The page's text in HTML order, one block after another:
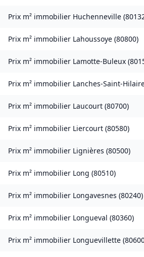
Prix m² immobilier Huchenneville (
Prix m² immobilier Lahoussoye (80800)
Prix m² immobilier Lamotte-Buleux (
Prix m² immobilier Lanches-Saint-
Prix m² immobilier Laucourt (80700)
Prix m² immobilier Liercourt (80580)
Prix m² immobilier Lignières (80500)
Prix m² immobilier Long (80510)
Prix m² immobilier Longavesnes (80240)
Prix m² immobilier Longueval (80360)
Prix m² immobilier Longuevillette (